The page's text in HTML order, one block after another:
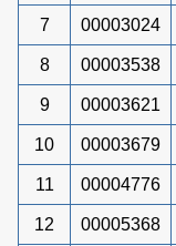
7 00003024
8 00003538
9 00003621
10 00003679
11 00004776
12 00005368